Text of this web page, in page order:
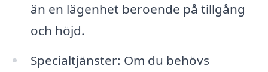
än en lägenhet beroende på tillgång
och höjd.
Specialtjänster: Om du behövs